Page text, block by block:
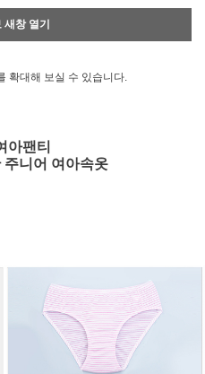
새창 열기
확대해 보실 수 있습니다.
아팬티
주니어 여아속옷